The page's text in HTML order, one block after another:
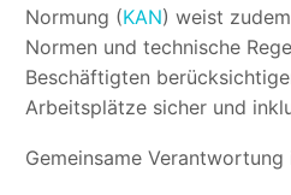
Normung (KAN) weist
Normen und technische
Beschäftigten
Arbeitsplätze sicher und
Gemeinsame Verantwortung